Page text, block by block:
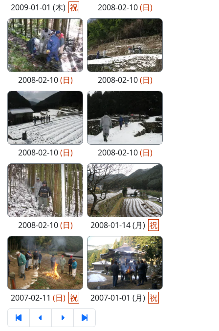
2009-01-01 (木) 祝 2008-02-10(日)
2008-02-10(日) 2008-02-10(日)
2008-02-10(日) 2008-02-10(日)
2008-02-10(日) 2008-01-14 (月) 祝
2007-02-11 (日) 祝 2007-01-01 (月) 祝